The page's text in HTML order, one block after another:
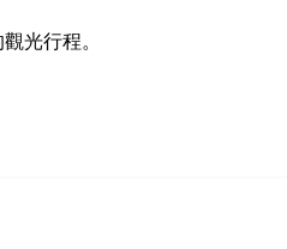
光行程。